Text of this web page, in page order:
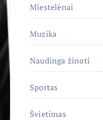
Miestelėnai
Muzika
Naudinga žinoti
Sportas
Švietimas